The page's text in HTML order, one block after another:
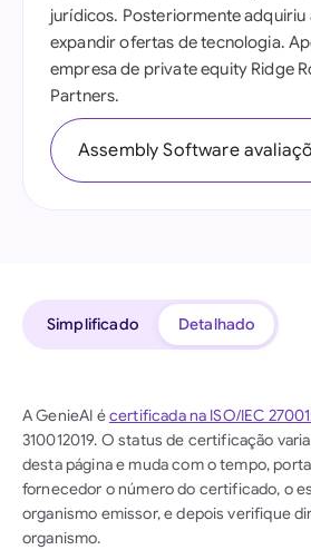
jurídicos. Posteriormente adquiriu
expandir ofertas de tecnologia.
empresa de private equity Ridge
Partners.
Assembly Software
Simplificado Detalhado
A GenieAI écertificada na ISO/IEC
310012019. O status de certificação
desta página e muda com o tempo,
fornecedor o número do certificado, o
organismo emissor, e depois verifique
organismo.